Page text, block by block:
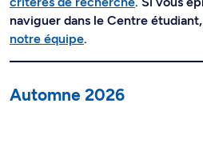
naviguer dans le Centre étudiant,
notre équipe.
Automne 2026